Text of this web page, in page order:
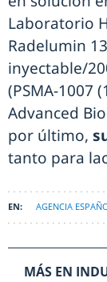
Laboratorio
Radelumin
inyectable/
(PSMA-1007
Advanced
por último,
tanto para
AGENCIA
MÁS EN